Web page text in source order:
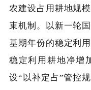
农建设占用耕地规
束机制。以新一轮
基期年份的稳定利
稳定利用耕地净增
设“以补定占”管控